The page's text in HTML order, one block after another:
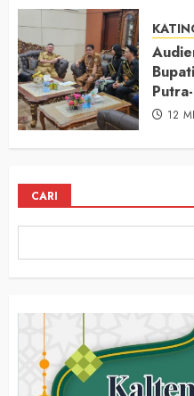
12
CARI